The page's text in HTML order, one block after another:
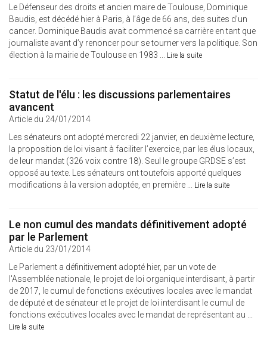
Le Défenseur des droits et ancien maire de Toulouse, Dominique
Baudis, est décédé hier à Paris, à l’âge de 66 ans, des suites d’un
cancer. Dominique Baudis avait commencé sa carrière en tant que
journaliste avant d’y renoncer pour se tourner vers la politique. Son
élection à la mairie de Toulouse en 1983 ... Lire la suite
Statut de l'élu : les discussions parlementaires
avancent
Article du 24/01/2014
Les sénateurs ont adopté mercredi 22 janvier, en deuxième lecture,
la proposition de loi visant à faciliter l’exercice, par les élus locaux,
de leur mandat (326 voix contre 18). Seul le groupe GRDSE s’est
opposé au texte. Les sénateurs ont toutefois apporté quelques
modifications à la version adoptée, en première ... Lire la suite
Le non cumul des mandats définitivement adopté
par le Parlement
Article du 23/01/2014
Le Parlement a définitivement adopté hier, par un vote de
l'Assemblée nationale, le projet de loi organique interdisant, à partir
de 2017, le cumul de fonctions exécutives locales avec le mandat
de député et de sénateur et le projet de loi interdisant le cumul de
fonctions exécutives locales avec le mandat de représentant au ...
Lire la suite